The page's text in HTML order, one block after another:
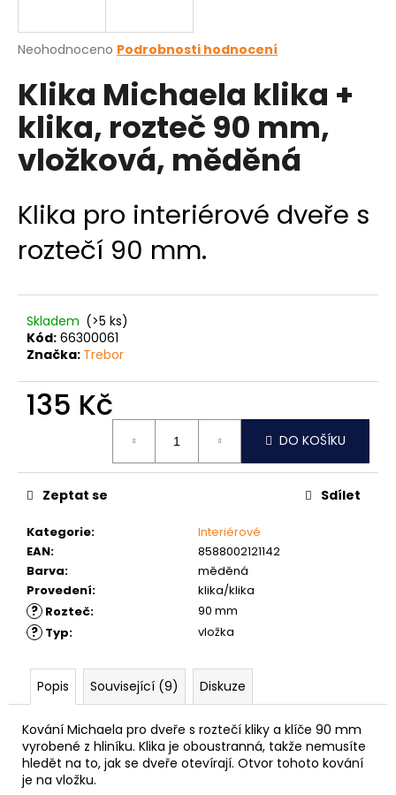
Průměrné
produktu
je
0,0
5
hvězdiček.
Neohodnoceno Podrobnosti hodnocení
Klika Michaela klika +
klika, rozteč 90 mm,
vložková, měděná
Klika pro interiérové dveře s
roztečí 90 mm.
Skladem (>5 ks)
Kód: 66300061
Značka: Trebor
135 Kč
DO KOŠÍKU
Kategorie:
Interiérové
EAN:
8588002121142
Barva:
měděná
Provedení: klika/klika
? Rozteč: 90 mm
? Typ: vložka
Zeptat se Sdílet
Popis Související (9) Diskuze
Kování Michaela pro dveře s roztečí kliky a klíče 90 mm
vyrobené z hliníku. Klika je oboustranná, takže nemusíte
hledět na to, jak se dveře otevírají. Otvor tohoto kování
je na vložku.
j
t
?
HLEDAT
o
p
o
u
č
m
e
MATICE
ŠESTIHRANNÁ
PŘESNÁ
POZINK
0,10
Kč